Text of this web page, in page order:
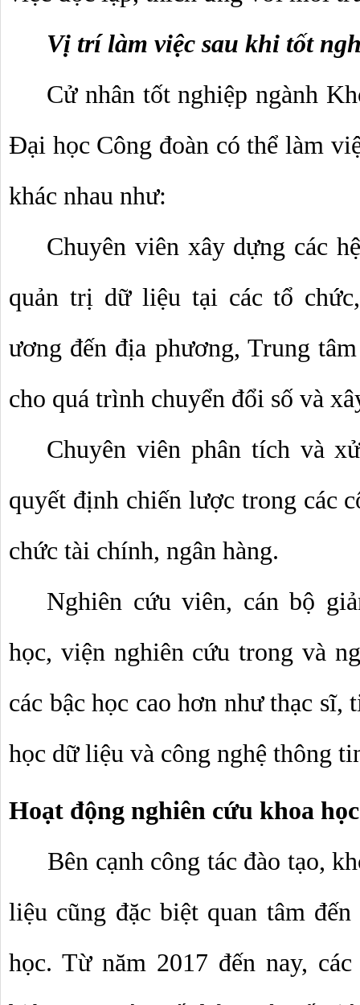
Vị trí làm việc sau khi tốt
Cử nhân tốt nghiệp ngành
Đại học Công đoàn có thể làm
khác nhau như:
Chuyên viên xây dựng các
quản trị dữ liệu tại các tổ
ương đến địa phương, Trung
cho quá trình chuyển đổi số và
Chuyên viên phân tích và
quyết định chiến lược trong các
chức tài chính, ngân hàng.
Nghiên cứu viên, cán bộ
học, viện nghiên cứu trong và
các bậc học cao hơn như thạc
học dữ liệu và công nghệ thông
Hoạt động nghiên cứu khoa học
Bên cạnh công tác đào tạo,
liệu cũng đặc biệt quan tâm
học. Từ năm 2017 đến nay,